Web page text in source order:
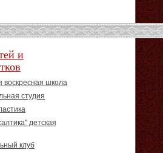
и
воскресная школа
студия
детская
клуб